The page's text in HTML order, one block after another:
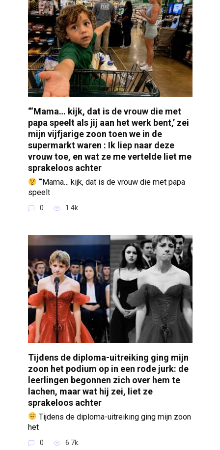
“‘Mama… kijk, dat is de vrouw die met
papa speelt als jij aan het werk bent,’ zei
mijn vijfjarige zoon toen we in de
supermarkt waren : Ik liep naar deze
vrouw toe, en wat ze me vertelde liet me
sprakeloos achter
“‘Mama… kijk, dat is de vrouw die met papa
speelt
0 1.4k.
Tijdens de diploma-uitreiking ging mijn
zoon het podium op in een rode jurk: de
leerlingen begonnen zich over hem te
lachen, maar wat hij zei, liet ze
sprakeloos achter
Tijdens de diploma-uitreiking ging mijn zoon
het
0 6.7k.